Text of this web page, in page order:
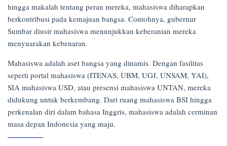
hingga makalah tentang peran mereka, mahasiswa diharapkan
berkontribusi pada kemajuan bangsa. Contohnya, gubernur
Sumbar diusir mahasiswa menunjukkan keberanian mereka
menyuarakan kebenaran.
Mahasiswa adalah aset bangsa yang dinamis. Dengan fasilitas
seperti portal mahasiswa (ITENAS, UBM, UGJ, UNSAM, YAI),
SIA mahasiswa USD, atau presensi mahasiswa UNTAN, mereka
didukung untuk berkembang. Dari ruang mahasiswa BSI hingga
perkenalan diri dalam bahasa Inggris, mahasiswa adalah cerminan
masa depan Indonesia yang maju.